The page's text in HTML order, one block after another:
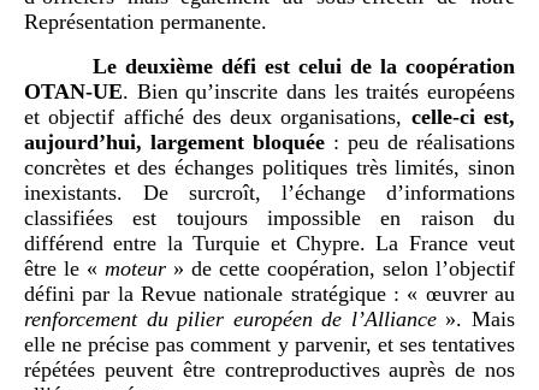
Représentation permanente.
Le deuxième défi est celui de la coopération
OTAN-UE. Bien qu’inscrite dans les traités européens
et objectif affiché des deux organisations, celle-ci est,
aujourd’hui, largement bloquée : peu de réalisations
concrètes et des échanges politiques très limités, sinon
inexistants. De surcroît, l’échange d’informations
classifiées est toujours impossible en raison du
différend entre la Turquie et Chypre. La France veut
être le « moteur » de cette coopération, selon l’objectif
défini par la Revue nationale stratégique : « œuvrer au
renforcement du pilier européen de l’Alliance ». Mais
elle ne précise pas comment y parvenir, et ses tentatives
répétées peuvent être contreproductives auprès de nos